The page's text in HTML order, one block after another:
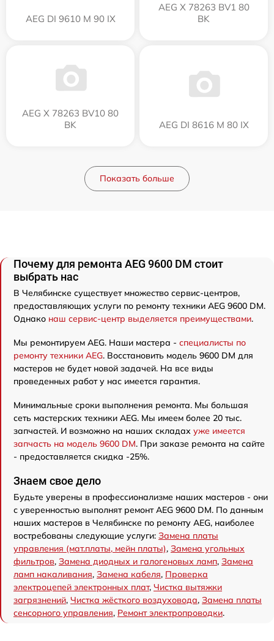
AEG DI 9610 M 90 IX
AEG X 78263 BV1 80
BK
AEG X 78263 BV10 80
BK
AEG DI 8616 M 80 IX
Показать больше
Почему для ремонта AEG 9600 DM стоит
выбрать нас
В Челябинске существует множество сервис-центров,
предоставляющих услуги по ремонту техники AEG 9600 DM.
Однако наш сервис-центр выделяется преимуществами.
Мы ремонтируем AEG. Наши мастера - специалисты по
ремонту техники AEG. Восстановить модель 9600 DM для
мастеров не будет новой задачей. На все виды
проведенных работ у нас имеется гарантия.
Минимальные сроки выполнения ремонта. Мы большая
сеть мастерских техники AEG. Мы имеем более 20 тыс.
запчастей. И возможно на наших складах уже имеется
запчасть на модель 9600 DM. При заказе ремонта на сайте
- предоставляется скидка -25%.
Знаем свое дело
Будьте уверены в профессионализме наших мастеров - они
с уверенностью выполнят ремонт AEG 9600 DM. По данным
наших мастеров в Челябинске по ремонту AEG, наиболее
востребованы следующие услуги: Замена платы
управления (мат.платы, мейн платы), Замена угольных
фильтров, Замена диодных и галогеновых ламп, Замена
ламп накаливания, Замена кабеля, Проверка
электроцепей электронных плат, Чистка вытяжки
загрязнений, Чистка жёсткого воздуховода, Замена платы
сенсорного управления, Ремонт электропроводки.